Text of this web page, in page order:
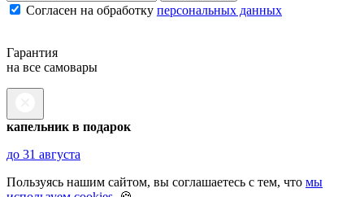
Согласен на обработку персональных данных
Гарантия
на все самовары
капельник в подарок
до 31 августа
Пользуясь нашим сайтом, вы соглашаетесь с тем, что мы